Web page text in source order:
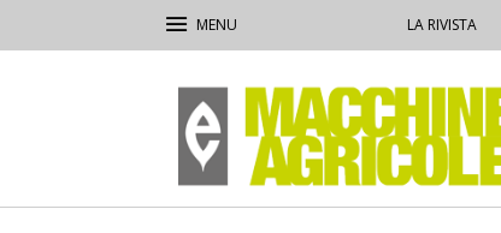
LA RIVISTA
Macchine
Agricole